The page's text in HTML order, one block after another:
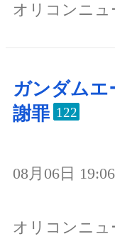
オリコンニュ
ガンダムエ
謝罪 122
08月06日 19:06
オリコンニュ